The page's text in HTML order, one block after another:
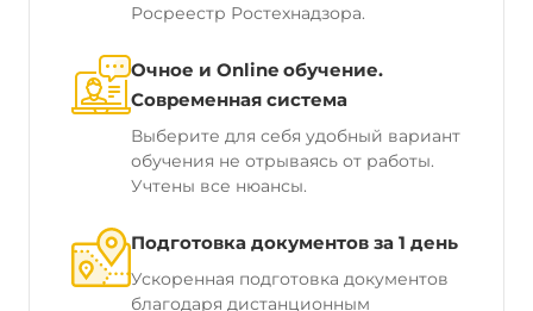
Росреестр Ростехнадзора.
Очное и Online обучение.
Современная система
Выберите для себя удобный вариант
обучения не отрываясь от работы.
Учтены все нюансы.
Подготовка документов за 1 день
Ускоренная подготовка документов
благодаря дистанционным